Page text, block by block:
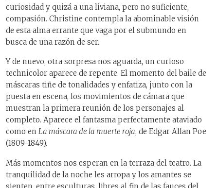
curiosidad y quizá a una liviana, pero no suficiente,
compasión. Christine contempla la abominable visión
de esta alma errante que vaga por el submundo en
busca de una razón de ser.
Y de nuevo, otra sorpresa nos aguarda, un curioso
technicolor aparece de repente. El momento del baile de
máscaras tiñe de tonalidades y enfatiza, junto con la
puesta en escena, los movimientos de cámara que
muestran la primera reunión de los personajes al
completo. Aparece el fantasma perfectamente ataviado
como en La máscara de la muerte roja, de Edgar Allan Poe
(1809-1849).
Más momentos nos esperan en la terraza del teatro. La
tranquilidad de la noche les arropa y los amantes se